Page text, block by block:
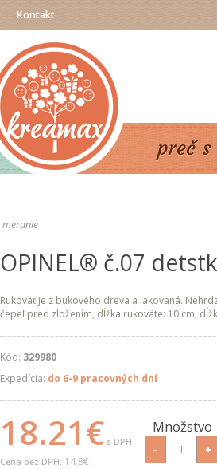
Kontakt
preč
meranie
OPINEL® č.07
Rukoväť je z bukového dreva a lakovaná.
čepeľ pred zložením, dĺžka rukoväte: 10 cm,
Kód: 329980
Expedícia: do 6-9 pracovných dní
18.21€ s DPH
Cena bez DPH: 14.8€
Množstvo
- +